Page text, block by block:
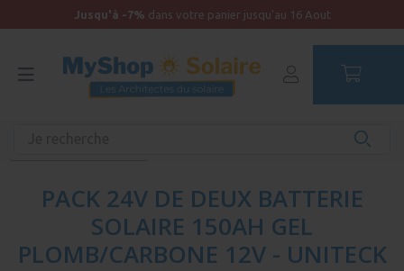
Jusqu'à -7% dans votre panier jusqu'au 16 Aout
PACK 24V DE DEUX BATTERIE
SOLAIRE 150AH GEL
PLOMB/CARBONE 12V - UNITECK